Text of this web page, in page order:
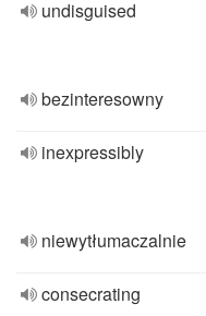
undisguised
bezinteresowny
inexpressibly
niewytłumaczalnie
consecrating